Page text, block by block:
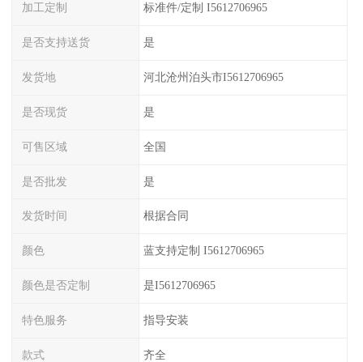
加工定制 标准件/定制 I5612706965
是否支持送货 是
发货地 河北沧州泊头市I5612706965
是否现货 是
可售区域 全国
是否批发 是
发货时间 根据合同
颜色 蓝支持定制 I5612706965
颜色是否定制 是I5612706965
特色服务 指导安装
款式 齐全